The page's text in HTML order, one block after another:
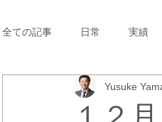
全ての記事 日常 実績
リブランディング® さ
１２
Yusuke